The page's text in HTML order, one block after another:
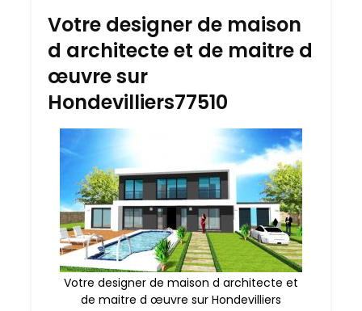
Votre designer de maison
d architecte et de maitre d
œuvre sur
Hondevilliers77510
Votre designer de maison d architecte et
de maitre d œuvre sur Hondevilliers